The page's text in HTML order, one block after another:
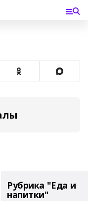
Рубрика "Еда и
напитки"